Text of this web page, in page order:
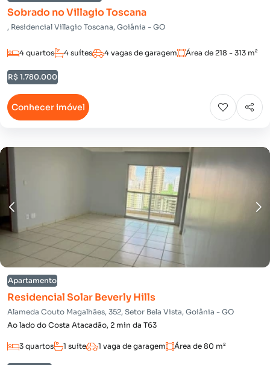
Sobrado no Villagio Toscana
, Residencial Villagio Toscana, Goiânia - GO
4 quartos 4 suítes 4 vagas de garagem Área de 218 - 313 m²
R$ 1.780.000
Conhecer imóvel
Apartamento
Residencial Solar Beverly Hills
Alameda Couto Magalhães, 352, Setor Bela Vista, Goiânia - GO
Ao lado do Costa Atacadão, 2 min da T63
3 quartos 1 suíte 1 vaga de garagem Área de 80 m²